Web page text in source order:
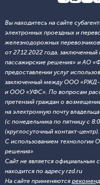
Вы находитесь на сайте
электронных проездных и
железнодорожных
от 27.12.2022 года,
пассажирские решения» и АО
предоставлении услуг
заключенный между ООО «РЖД-
и ООО «УФС». По вопросам
претензий граждан о
на электронную почту
(с понедельника по пятницу с
(круглосуточный контакт-центр).
С использованием
решения»
Сайт не является
находится по адресу rzd.ru
На сайте применяются